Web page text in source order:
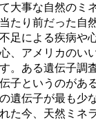
事な自然のミ
り前だった自
による疾病や
アメリカのい
ある遺伝子調
というのがあ
伝子が最も少
今、天然ミネ